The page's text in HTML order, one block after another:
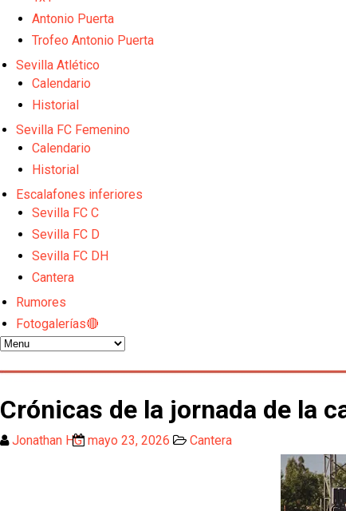
Vargas y Sow se incorporan al grupo en la sesión
Patrick Mercado no jugará en el Sevilla FC
Nico Guillén:"Es importante que el equipo sea
Antonio Puerta
Trofeo Antonio Puerta
Sevilla Atlético
Calendario
Historial
Sevilla FC Femenino
Calendario
Historial
Escalafones inferiores
Sevilla FC C
Sevilla FC D
Sevilla FC DH
Cantera
Rumores
Fotogalerías🔴
Crónicas de la jornada de la
Jonathan HG mayo 23, 2026 Cantera